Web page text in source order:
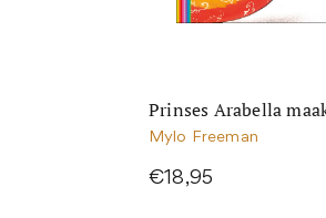
Prinses Arabella
Mylo Freeman
€18,95